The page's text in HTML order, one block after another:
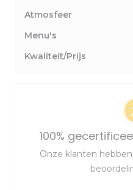
Atmosfeer
Menu's
Kwaliteit/Prijs
100%
Onze klanten